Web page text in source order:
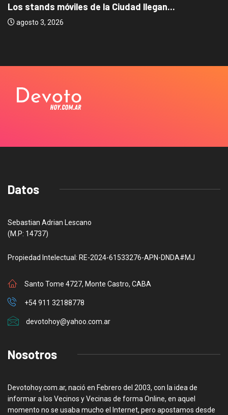
Los stands móviles de la Ciudad llegan...
agosto 3, 2026
Datos
Sebastian Adrian Lescano
(M.P: 14737)
Propiedad Intelectual: RE-2024-61533276-APN-DNDA#MJ
Santo Tome 4727, Monte Castro, CABA
+54 911 32188778
devotohoy@yahoo.com.ar
Nosotros
Devotohoy.com.ar, nació en Febrero del 2003, con la idea de
informar a los Vecinos y Vecinas de forma Online, en aquel
momento no se usaba mucho el Internet, pero apostamos desde